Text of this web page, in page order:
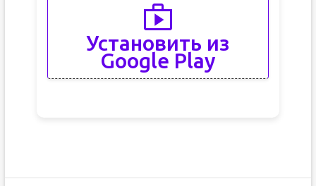
Установить из
Google Play